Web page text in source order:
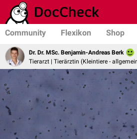
Community Flexikon Shop
Dr. Dr. MSc. Benjamin-Andreas Berk
Tierarzt | Tierärztin (Kleintiere -